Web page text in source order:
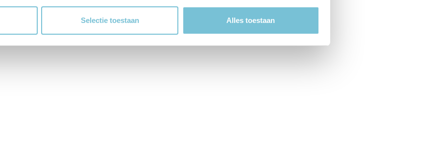
Ook delen we informatie over uw gebruik van onze site met onze partners voor social
Deze partners kunnen deze gegevens combineren met andere informatie die u aan ze heeft
Selectie toestaan Alles toestaan